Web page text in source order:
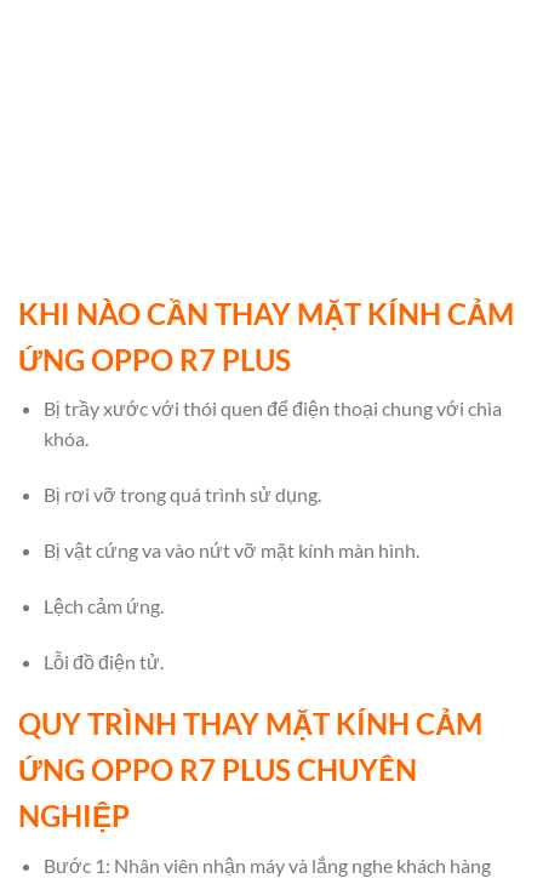
KHI NÀO CẦN THAY MẶT KÍNH CẢM
ỨNG OPPO R7 PLUS
Bị trầy xước với thói quen để điện thoại chung với chìa
khóa.
Bị rơi vỡ trong quá trình sử dụng.
Bị vật cứng va vào nứt vỡ mặt kính màn hình.
Lệch cảm ứng.
Lỗi đồ điện tử.
QUY TRÌNH THAY MẶT KÍNH CẢM
ỨNG OPPO R7 PLUS CHUYÊN
NGHIỆP
Bước 1: Nhân viên nhận máy và lắng nghe khách hàng